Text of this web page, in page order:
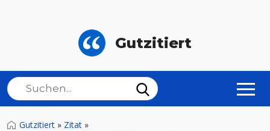
Gutzitiert
Gutzitiert » Zitat »